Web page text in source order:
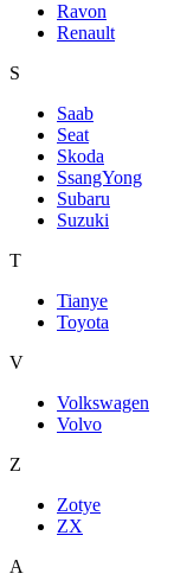
Ravon
Renault
S
Saab
Seat
Skoda
SsangYong
Subaru
Suzuki
T
Tianye
Toyota
V
Volkswagen
Volvo
Z
Zotye
ZX
А